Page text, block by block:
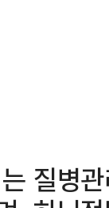
질병